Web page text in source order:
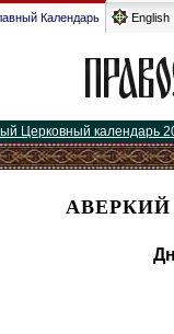
Календарь English
Церковный календарь